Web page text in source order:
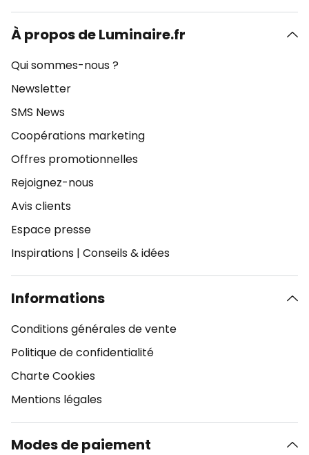
À propos de Luminaire.fr
Qui sommes-nous ?
Newsletter
SMS News
Coopérations marketing
Offres promotionnelles
Rejoignez-nous
Avis clients
Espace presse
Inspirations | Conseils & idées
Informations
Conditions générales de vente
Politique de confidentialité
Charte Cookies
Mentions légales
Modes de paiement